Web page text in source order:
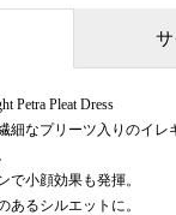
Petra Pleat Dress
細なプリーツ入りのイレ
で小顔効果も発揮。
あるシルエットに。